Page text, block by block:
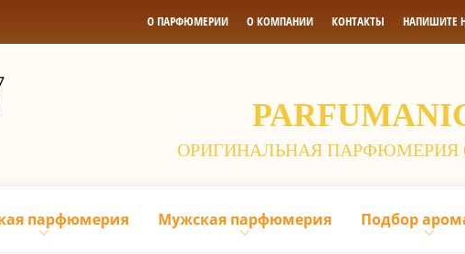
О ПАРФЮМЕРИИ О КОМПАНИИ КОНТАКТЫ НАПИШИТЕ
ОРИГИНАЛЬНАЯ ПАРФЮМЕРИЯ
парфюмерия Мужская парфюмерия Подбор